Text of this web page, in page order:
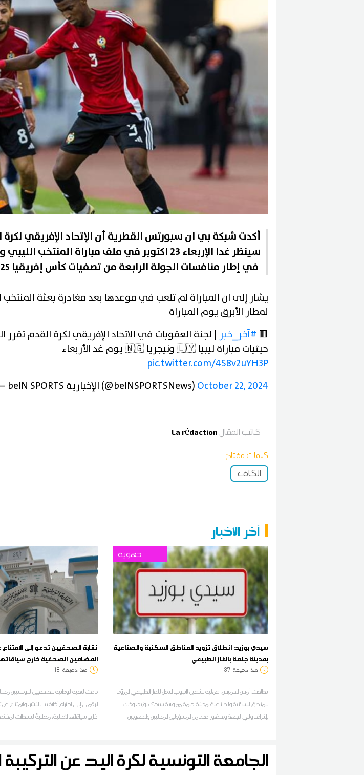
أكدت شبكة بي ان سبورتس القطرية أن الإتحاد الإفريقي
سينظر غدا الإربعاء 23 اكتوبر في ملف مباراة المنتخب
يشار إلى ان المباراة لم تلعب في موعدها بعد مغادرة بعثة المنتخب
لمطار الأبرق يوم المباراة
🟥 #آخر_خبر | لجنة العقوبات في الاتحاد الإفريقي لكرة القدم تقرر
حيثيات مباراة ليبيا 🇱🇾 ونيجريا 🇳🇬 يوم غد الأربعاء
pic.twitter.com/4S8v2uYH3P
— beIN SPORTS الإخبارية (@beINSPORTSNews) October 22, 2024
كاتب المقال La rédaction
كلمات مفتاح
الكاف
آخر الأخبار
نقابة الصحفيين تدعو إلى
المضامين الصحفية خارج
منذ دقيقة 18
دعت النقابة الوطنية للصحفيين التونسيين
الرقمي إلى احترام أخلاقيات النشر،
خارج سياقاتها الأصلية، مطالبةً السلطات
جهوية
سيدي بوزيد: انطلاق تزويد المناطق السكنية والصناعية
بمدينة جلمة بالغاز الطبيعي
منذ دقيقة 37
انطلقت، أمس الخميس، عملية تشغيل الأنبوب الناقل للغاز الطبيعي المزوّد
للمناطق السكنية والصناعية بمدينة جلمة من ولاية سيدي بوزيد، وذلك
بإشراف والي الجهة وبحضور عدد من المسؤولين المحليين والجهويين
الجامعة التونسية لكرة اليد عن